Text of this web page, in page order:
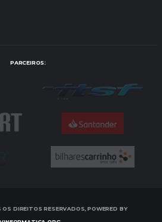
PARCEIROS:
DIREITOS RESERVADOS, POWERED BY